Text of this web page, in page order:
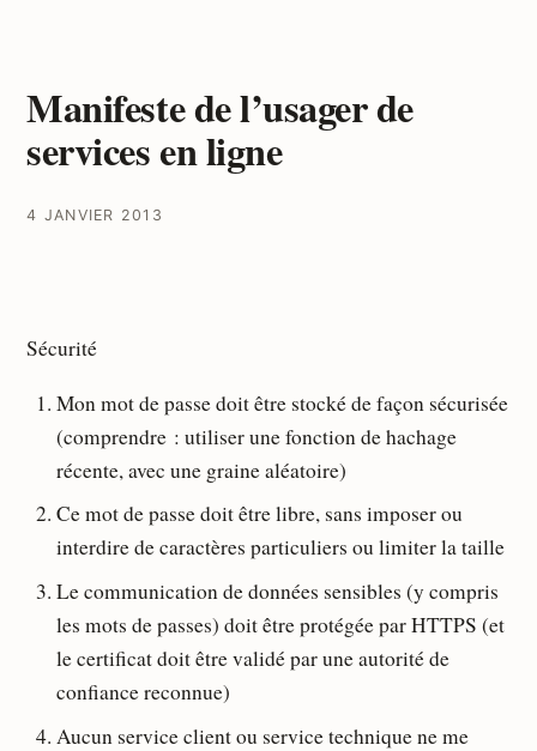
Manifeste de l’usager de
services en ligne
4 JANVIER 2013
Sécurité
Mon mot de passe doit être stocké de façon sécurisée
(comprendre : utiliser une fonction de hachage
récente, avec une graine aléatoire)
Ce mot de passe doit être libre, sans imposer ou
interdire de caractères particuliers ou limiter la taille
Le communication de données sensibles (y compris
les mots de passes) doit être protégée par HTTPS (et
le certificat doit être validé par une autorité de
confiance reconnue)
Aucun service client ou service technique ne me